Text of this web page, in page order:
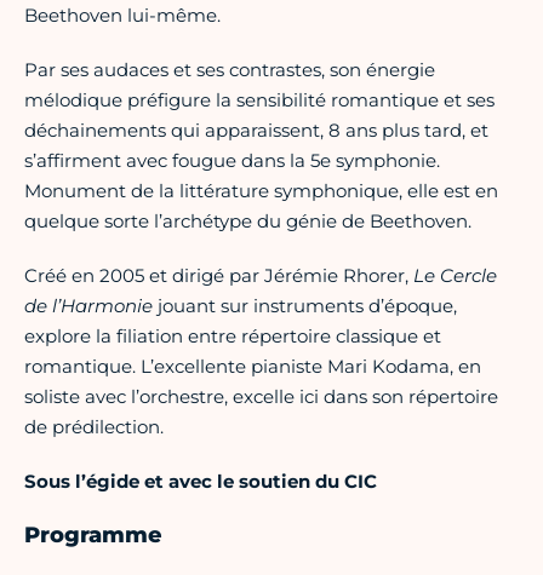
Beethoven lui-même.
Par ses audaces et ses contrastes, son énergie
mélodique préfigure la sensibilité romantique et ses
déchainements qui apparaissent, 8 ans plus tard, et
s’affirment avec fougue dans la 5e symphonie.
Monument de la littérature symphonique, elle est en
quelque sorte l’archétype du génie de Beethoven.
Créé en 2005 et dirigé par Jérémie Rhorer, Le Cercle
de l’Harmonie jouant sur instruments d’époque,
explore la filiation entre répertoire classique et
romantique. L’excellente pianiste Mari Kodama, en
soliste avec l’orchestre, excelle ici dans son répertoire
de prédilection.
Sous l’égide et avec le soutien du CIC
Programme